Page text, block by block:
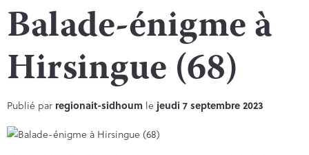
Balade-énigme à
Hirsingue (68)
Publié par regionait-sidhoum le jeudi 7 septembre 2023